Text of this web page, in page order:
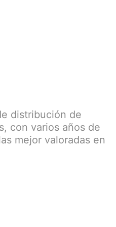
distribución de
con varios años de
mejor valoradas en